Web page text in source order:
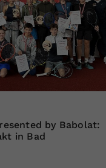
by Babolat:
in Bad